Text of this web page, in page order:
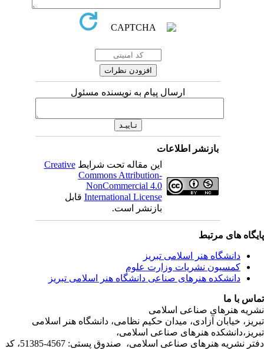
ارسال پیام به نویسنده مسئول
بازنشر اطلاعات
این مقاله تحت شرایطCreative
Commons Attribution-
NonCommercial 4.0
International Licenseقابل
بازنشر است.
مرتبط
هنر اسلامی تبریز
نشریات وزارت علوم
هنرهای صناعی دانشگاه هنر اسلامی تبریز
صناعی اسلامی
آزادی، میدان حکیم نظامی، دانشگاه هنر اسلامی
هنرهای صناعی اسلامی،
دفتر نشریه هنرهای صناعی اسلامی، صندوق پستی: 4567-51385، کد